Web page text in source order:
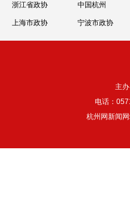
浙江省政协 中国杭州
上海市政协 宁波市政协
主
电话：
杭州网新闻